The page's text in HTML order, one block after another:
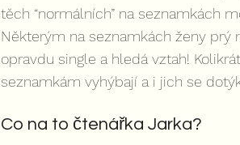
těch “normálních” na seznamkách
Některým na seznamkách ženy prý
opravdu single a hledá vztah!
seznamkám vyhýbají a i jich se
Co na to čtenářka Jarka?